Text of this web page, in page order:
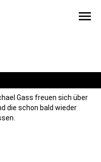
menu
Gass freuen sich über
die schon bald wieder